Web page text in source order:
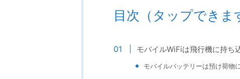
目次（タップできま
モバイルWiFiは飛行機に持ち
モバイルバッテリーは預け荷物